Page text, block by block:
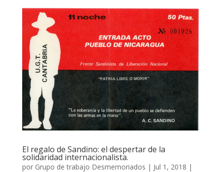
El regalo de Sandino: el despertar de la
solidaridad internacionalista.
por Grupo de trabajo Desmemoriados | Jul 1, 2018 |